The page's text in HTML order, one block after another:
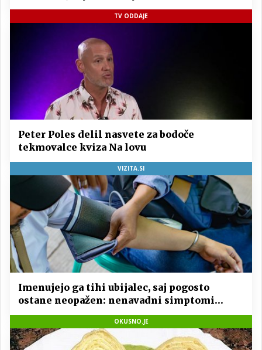
TV ODDAJE
Peter Poles delil nasvete za bodoče
tekmovalce kviza Na lovu
VIZITA.SI
Imenujejo ga tihi ubijalec, saj pogosto
ostane neopažen: nenavadni simptomi
visokega holesterola
OKUSNO.JE